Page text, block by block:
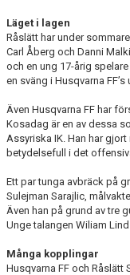
Läget i lagen
Råslätt har under
Carl Åberg och Danni
och en ung 17-årig
en sväng i Husqvarna
Även Husqvarna FF har
Kosadag är en av dessa
Assyriska IK. Han har
betydelsefull i det
Ett par tunga avbräck på
Sulejman Sarajlic,
Även han på grund av tre
Unge talangen Wiliam
Många kopplingar
Husqvarna FF och Råslätt